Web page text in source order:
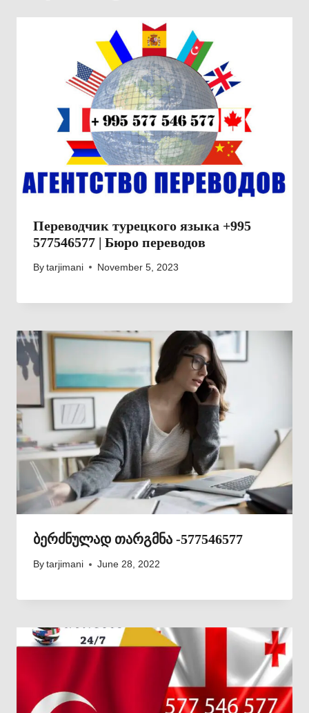
Переводчик турецкого языка +995
577546577 | Бюро переводов
By tarjimani November 5, 2023
ბერძნულად თარგმნა -577546577
By tarjimani June 28, 2022